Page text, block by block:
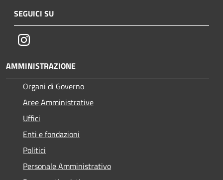
SEGUICI SU
Instagram
AMMINISTRAZIONE
Organi di Governo
Aree Amministrative
Uffici
Enti e fondazioni
Politici
Personale Amministrativo